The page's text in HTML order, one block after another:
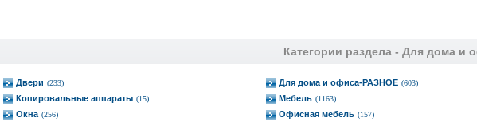
Категории раздела - Для дома и
Двери (233) Для дома и офиса-РАЗНОЕ (603)
Копировальные аппараты (15) Мебель (1163)
Окна (256) Офисная мебель (157)